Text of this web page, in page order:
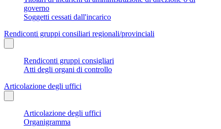
governo
Soggetti cessati dall'incarico
Rendiconti gruppi consiliari regionali/provinciali
Rendiconti gruppi consigliari
Atti degli organi di controllo
Articolazione degli uffici
Articolazione degli uffici
Organigramma